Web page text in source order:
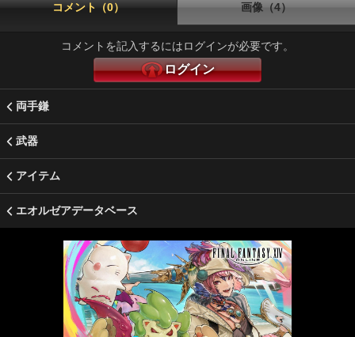
コメント（0） 画像（4）
コメントを記入するにはログインが必要です。
ログイン
両手鎌
武器
アイテム
エオルゼアデータベース